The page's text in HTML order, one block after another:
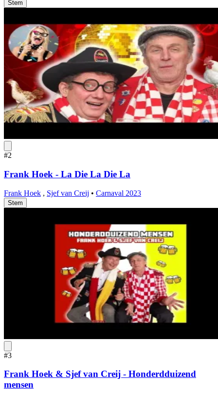
Stem
#2
Frank Hoek - La Die La Die La
Frank Hoek , Sjef van Creij • Carnaval 2023
Stem
#3
Frank Hoek & Sjef van Creij - Honderdduizend
mensen